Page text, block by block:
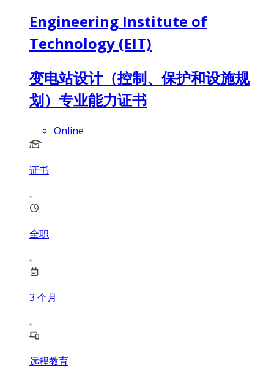
Engineering Institute of
Technology (EIT)
变电站设计（控制、保护和设施规
划）专业能力证书
Online
证书
全职
3 个月
远程教育